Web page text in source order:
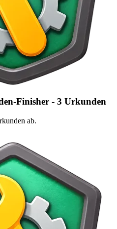
Finisher - 3 Urkunden
ab.